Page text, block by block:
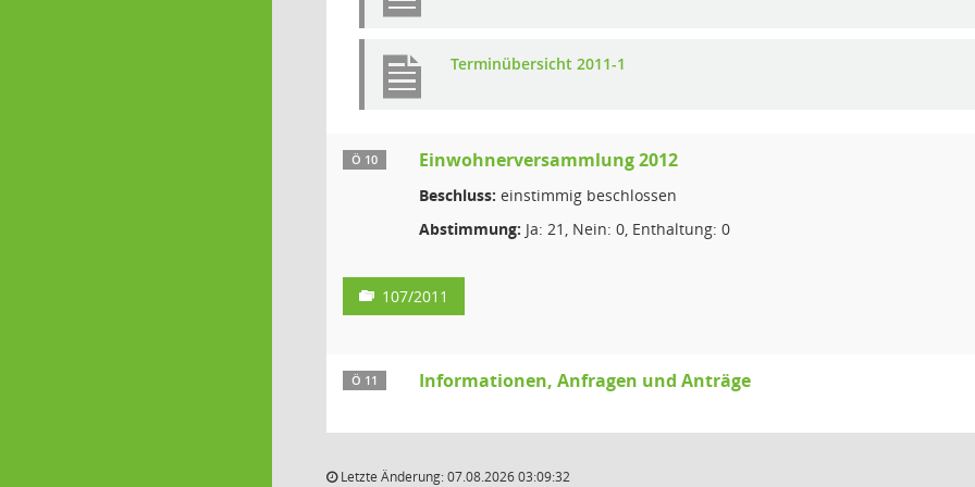
Terminübersicht 2011-1
Ö 10 Einwohnerversammlung 2012
Beschluss: einstimmig beschlossen
Abstimmung: Ja: 21, Nein: 0, Enthaltung: 0
107/2011
Ö 11 Informationen, Anfragen und Anträge
Letzte Änderung: 07.08.2026 03:09:32